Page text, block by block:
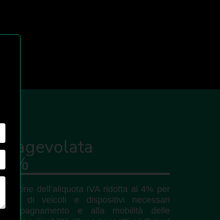
agevolata
dell’aliquota IVA ridotta al 4% per
di veicoli e dispositivi necessari
e alla mobilità delle